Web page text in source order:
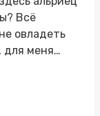
Всё
овладеть
для меня…